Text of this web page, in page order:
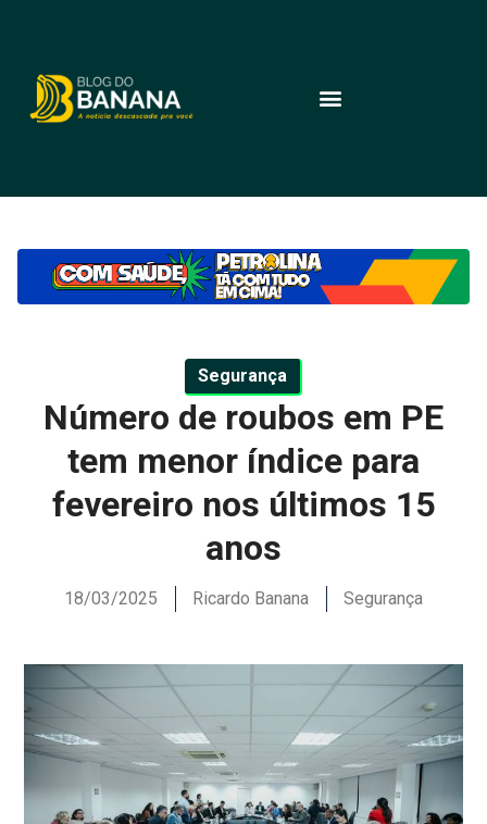
Segurança
Número de roubos em PE
tem menor índice para
fevereiro nos últimos 15
anos
18/03/2025 Ricardo Banana Segurança